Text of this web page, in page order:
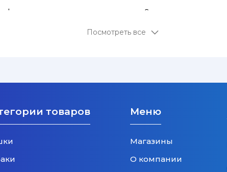
для животных весом до 9 кг.
в автобус, поезд или даже в самолет!
Посмотреть все
товаров Меню
Магазины
О компании